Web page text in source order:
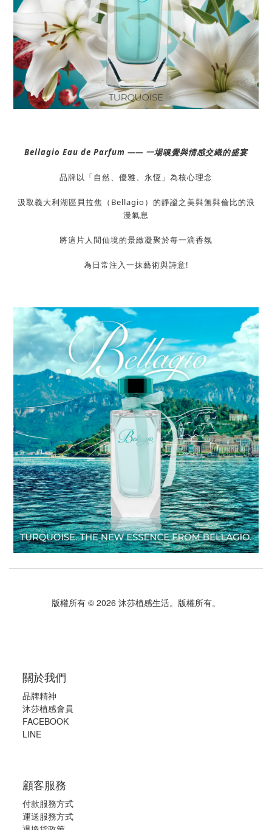
Bellagio Eau de Parfum —— 一場嗅覺與情感交織的盛宴
品牌以「自然、優雅、永恆」為核心理念
汲取義大利湖區貝拉焦（Bellagio）的靜謐之美與無與倫比的浪
漫氣息
將這片人間仙境的景緻凝聚於每一滴香氛
為日常注入一抹藝術與詩意!
版權所有 © 2026 沐莎植感生活。版權所有。
關於我們
品牌精神
沐莎植感會員
FACEBOOK
LINE
顧客服務
付款服務方式
運送服務方式